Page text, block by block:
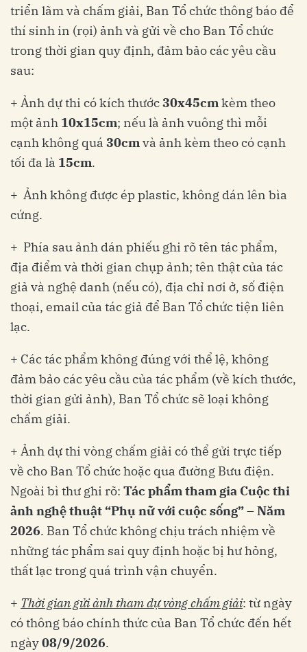
triển lãm và chấm giải, Ban Tổ chức thông báo để
thí sinh in (rọi) ảnh và gửi về cho Ban Tổ chức
trong thời gian quy định, đảm bảo các yêu cầu
sau:
+ Ảnh dự thi có kích thước30x45cmkèm theo
một ảnh 10x15cm; nếu là ảnh vuông thì mỗi
cạnh không quá 30cmvà ảnh kèm theo có cạnh
tối đa là 15cm.
+ Ảnh không được ép plastic, không dán lên bìa
cứng.
+ Phía sau ảnh dán phiếu ghi rõ tên tác phẩm,
địa điểm và thời gian chụp ảnh; tên thật của tác
giả và nghệ danh (nếu có), địa chỉ nơi ở, số điện
thoại, email của tác giả để Ban Tổ chức tiện liên
lạc.
+ Các tác phẩm không đúng với thể lệ, không
đảm bảo các yêu cầu của tác phẩm (về kích thước,
thời gian gửi ảnh), Ban Tổ chức sẽ loại không
chấm giải.
+ Ảnh dự thi vòng chấm giải có thể gửi trực tiếp
về cho Ban Tổ chức hoặc qua đường Bưu điện.
Ngoài bì thư ghi rõ: Tác phẩm tham gia Cuộc thi
ảnh nghệ thuật “Phụ nữ với cuộc sống” – Năm
2026. Ban Tổ chức không chịu trách nhiệm về
những tác phẩm sai quy định hoặc bị hư hỏng,
thất lạc trong quá trình vận chuyển.
+ Thời gian gửi ảnh tham dự vòng chấm giải: từ ngày
có thông báo chính thức của Ban Tổ chức đến hết
ngày08/9/2026.